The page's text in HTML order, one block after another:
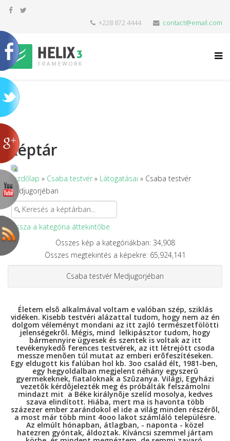
+228 872 4444 contact@email.com
Képtár
Kezdőlap » Csaba testvér » Látogatásai » Csaba testvér
Medjugorjéban
Vissza a kategória áttekintőbe
Összes kép a kategóriákban: 34,908
Összes megtekintés a képekre: 65,924,141
Csaba testvér Medjugorjéban
Életem elsõ alkalmával voltam e valóban szép, sziklás
vidéken. Kisebb testvéri alázattal tudom, hogy nem az én
dolgom véleményt mondani az itt zajló természetfölötti
jelenségekrõl. Mégis, mind lelkipásztor tudom, hogy
bármennyire ügyesek és szentek is voltak az itt
tevékenykedõ ferences testvérek, az itt létrejött csoda
messze menõen túl mutat az emberi erõfeszítéseken.
Egy eldugott kis falúban hol kb. 3oo család élt, 1981-ben,
egy hegyoldalban megjelent néhány egyszerû
gyermekeknek, fiataloknak a Szûzanya. Világi, Egyházi
vezetõk kérdõjelezték meg és próbálták felszámolni
mindazt mit a Béke királynõje szelíd mosolya, kedves
szava elindított. Hiába, mert ma is havonta több
százezer ember zarándokol el ide a világ minden részérõl,
a most már több mint 4ooo lakot számláló településre.
Az elmúlt hónapban, átlagban, - naponta - közel
hatezren gyóntak, áldoztak. Kíváncsi szemmel jártam